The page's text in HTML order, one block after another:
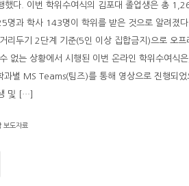
했다. 이번 학위수여식의 김포대 졸업생은 총
명과 학사 143명이 학위를 받은 것으로 알려졌
리두기 2단계 기준(5인 이상 집합금지)으로 오프
없는 상황에서 시행된 이번 온라인 학위수여식
별 MS Teams(팀즈)를 통해 영상으로 진행되었
및 […]
보도자료